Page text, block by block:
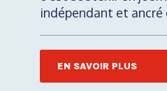
indépendant et ancré
EN SAVOIR PLUS